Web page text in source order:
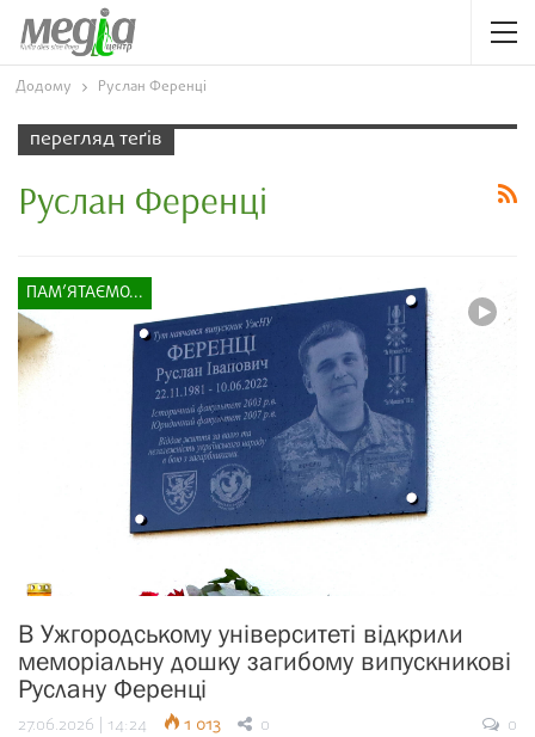
Додому Руслан Ференці
перегляд теґів
Руслан Ференці
ПАМ’ЯТАЄМО...
В Ужгородському університеті відкрили
меморіальну дошку загибому випускникові
Руслану Ференці
27.06.2026 | 14:24 1 013 0
0